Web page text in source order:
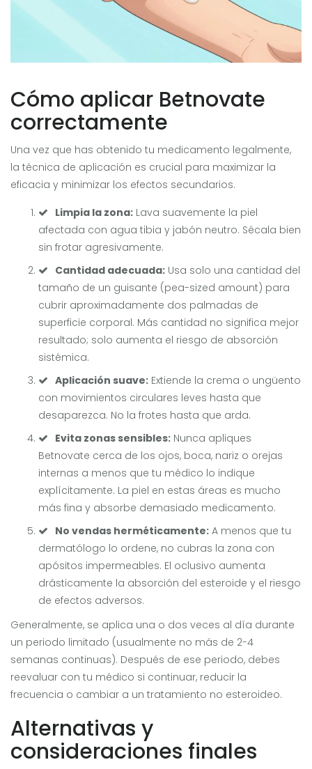
Cómo aplicar Betnovate
correctamente
Una vez que has obtenido tu medicamento legalmente,
la técnica de aplicación es crucial para maximizar la
eficacia y minimizar los efectos secundarios.
Limpia la zona: Lava suavemente la piel
afectada con agua tibia y jabón neutro. Sécala bien
sin frotar agresivamente.
Cantidad adecuada: Usa solo una cantidad del
tamaño de un guisante (pea-sized amount) para
cubrir aproximadamente dos palmadas de
superficie corporal. Más cantidad no significa mejor
resultado; solo aumenta el riesgo de absorción
sistémica.
Aplicación suave: Extiende la crema o ungüento
con movimientos circulares leves hasta que
desaparezca. No la frotes hasta que arda.
Evita zonas sensibles: Nunca apliques
Betnovate cerca de los ojos, boca, nariz o orejas
internas a menos que tu médico lo indique
explícitamente. La piel en estas áreas es mucho
más fina y absorbe demasiado medicamento.
No vendas herméticamente: A menos que tu
dermatólogo lo ordene, no cubras la zona con
apósitos impermeables. El oclusivo aumenta
drásticamente la absorción del esteroide y el riesgo
de efectos adversos.
Generalmente, se aplica una o dos veces al día durante
un periodo limitado (usualmente no más de 2-4
semanas continuas). Después de ese periodo, debes
reevaluar con tu médico si continuar, reducir la
frecuencia o cambiar a un tratamiento no esteroideo.
Alternativas y
consideraciones finales